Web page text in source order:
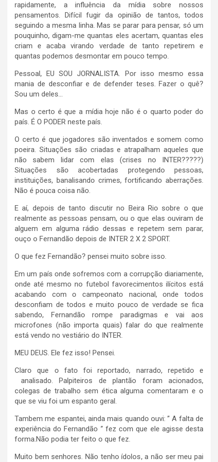
rapidamente, a influência da mídia sobre nossos
pensamentos. Difícil fugir da opinião de tantos, todos
seguindo a mesma linha. Mas se parar para pensar, só um
pouquinho, digam-me quantas eles acertam, quantas eles
criam e acaba virando verdade de tanto repetirem e
quantas podemos desmontar em pouco tempo.
Pessoal, EU SOU JORNALISTA. Por isso mesmo essa
mania de desconfiar e de defender teses. Fazer o quê?
Sou um deles…
Mas o certo é que a mídia hoje não é o quarto poder do
país. É O PODER neste país.
O certo é que jogadores são inventados e somem como
poeira. Situações são criadas e atrapalham aqueles que
não sabem lidar com elas (crises no INTER?????)
Situações são acobertadas protegendo pessoas,
instituições, banalisando crimes, fortificando aberrações.
Não é pouca coisa não.
E aí, depois de tanto discutir no Beira Rio sobre o que
realmente as pessoas pensam, ou o que elas ouviram de
alguem em alguma rádio dessas e repetem sem parar,
ouço o Fernandão depois de INTER 2 X 2 SPORT.
O que fez Fernandão? pensei muito sobre isso.
Em um país onde sofremos com a corrupção diariamente,
onde até mesmo no futebol favorecimentos ilícitos está
acabando com o campeonato nacional, onde todos
desconfiam de todos e muito pouco de verdade se fica
sabendo, Fernandão rompe paradigmas e vai aos
microfones (não importa quais) falar do que realmente
está vendo no vestiário do INTER.
MEU DEUS. Ele fez isso! Pensei.
Claro que o fato foi reportado, narrado, repetido e
analisado. Palpiteiros de plantão foram acionados,
colegas de trabalho sem ética alguma comentaram e o
que se viu foi um espanto geral.
Tambem me espantei, ainda mais quando ouvi: ” A falta de
experiência do Fernandão ” fez com que ele agisse desta
forma.Não podia ter feito o que fez.
Muito bem senhores. Não tenho ídolos, a não ser meu pai